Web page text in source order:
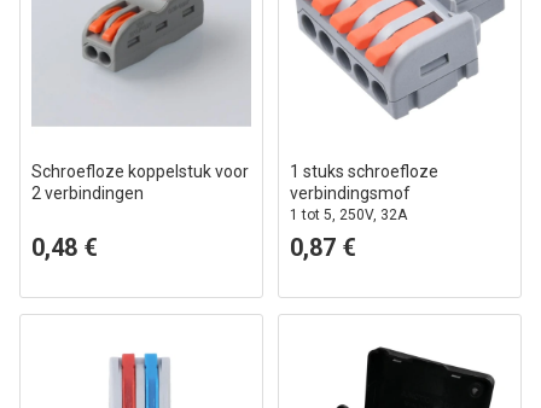
Schroefloze koppelstuk voor
2 verbindingen
0,48 €
1 stuks schroefloze
verbindingsmof
1 tot 5, 250V, 32A
0,87 €